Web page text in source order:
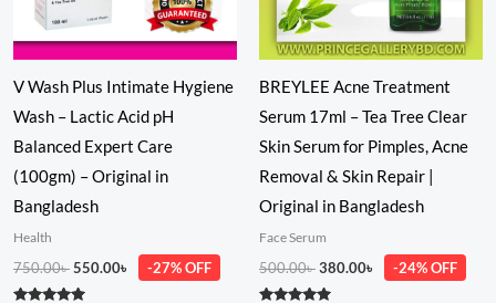
V Wash Plus Intimate Hygiene
Wash – Lactic Acid pH
Balanced Expert Care
(100gm) – Original in
Bangladesh
Health
750.00৳550.00৳ -27% OFF
BREYLEE Acne Treatment
Serum 17ml – Tea Tree Clear
Skin Serum for Pimples, Acne
Removal & Skin Repair |
Original in Bangladesh
Face Serum
500.00৳380.00৳ -24% OFF